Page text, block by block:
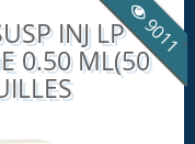
9011
INJ LP
0.50 ML(50